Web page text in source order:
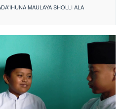
MAULAYA SHOLLI ALA